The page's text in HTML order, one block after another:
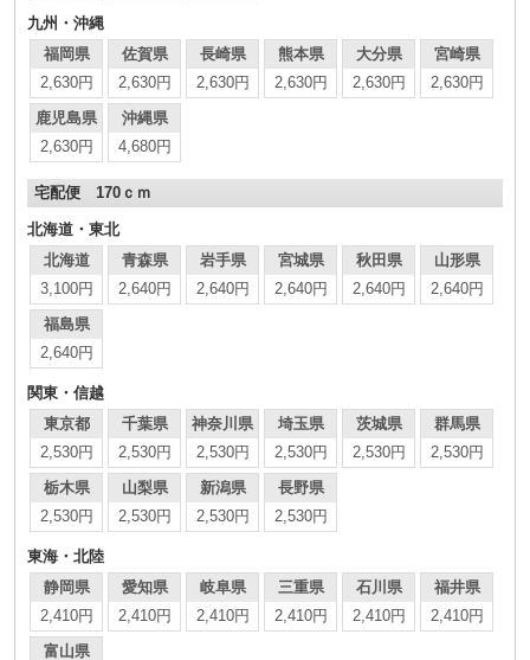
九州・沖縄
福岡県
2,630円
佐賀県
2,630円
長崎県
2,630円
熊本県
2,630円
大分県
2,630円
宮崎県
2,630円
鹿児島県
2,630円
沖縄県
4,680円
宅配便 170ｃｍ
北海道・東北
北海道
3,100円
青森県
2,640円
岩手県
2,640円
宮城県
2,640円
秋田県
2,640円
山形県
2,640円
福島県
2,640円
関東・信越
東京都
2,530円
千葉県
2,530円
神奈川県
2,530円
埼玉県
2,530円
茨城県
2,530円
群馬県
2,530円
栃木県
2,530円
山梨県
2,530円
新潟県
2,530円
長野県
2,530円
東海・北陸
静岡県
2,410円
愛知県
2,410円
岐阜県
2,410円
三重県
2,410円
石川県
2,410円
福井県
2,410円
富山県